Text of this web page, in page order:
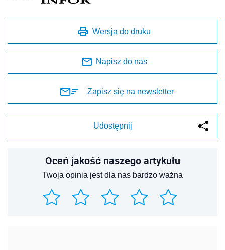
Wersja do druku
Napisz do nas
Zapisz się na newsletter
Udostępnij
Oceń jakość naszego artykułu
Twoja opinia jest dla nas bardzo ważna